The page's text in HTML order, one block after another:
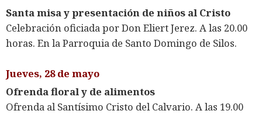
Santa misa y presentación de niños al Cristo
Celebración oficiada por Don Eliert Jerez. A las 20.00
horas. En la Parroquia de Santo Domingo de Silos.
Jueves, 28 de mayo
Ofrenda floral y de alimentos
Ofrenda al Santísimo Cristo del Calvario. A las 19.00